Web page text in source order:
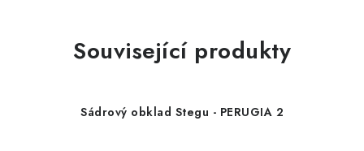
Související produkty
Sádrový obklad Stegu - PERUGIA 2